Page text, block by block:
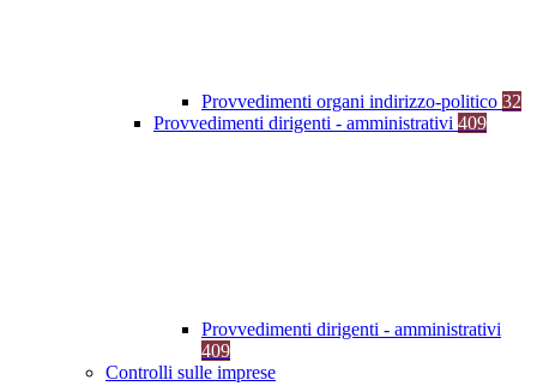
Provvedimenti organi indirizzo-politico 32
Provvedimenti dirigenti - amministrativi 409
Provvedimenti dirigenti - amministrativi
409
Controlli sulle imprese